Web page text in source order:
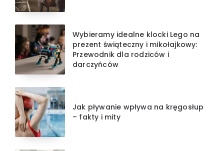
Wybieramy idealne klocki Lego na
prezent świąteczny i mikołajkowy:
Przewodnik dla rodziców i
darczyńców
Jak pływanie wpływa na kręgosłup
– fakty i mity